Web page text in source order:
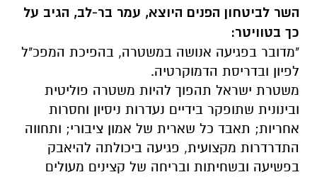
השר לביטחון הפנים היוצא, עמר בר-לב, הגיב על
כך בטוויטר:
"מדובר בפגיעה אנושה במשטרה, בהפיכת המפכ"ל
לפיון ובדריסת הדמוקרטיה.
משטרת ישראל תהפוך להיות משטרה פוליטית
ובינונית שתופקר בידיים נעדרות ניסיון וחסרות
אחריות; תאבד כל שארית של אמון ציבורי; ותחווה
התדרדרות מקצועית, פגיעה ביכולתה להיאבק
בפשיעה ובשחיתות ובריחה של קצינים מעולים